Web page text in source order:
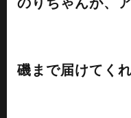
磯まで届けてく